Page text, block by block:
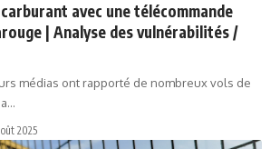
avec une télécommande
| Analyse des vulnérabilités /
médias ont rapporté de nombreux vols de
2025